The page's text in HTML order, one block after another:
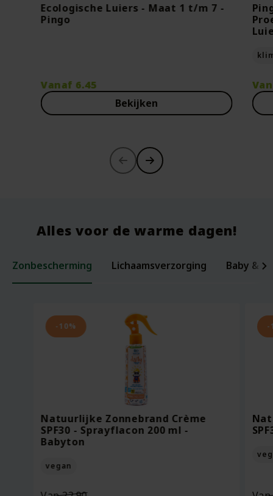
Ecologische Luiers - Maat 1 t/m 7 -
Pingo
Vanaf 6.45
Bekijken
Bekijken
Oorspronkelijke
is:
€13.27.
Bekijken
Alles voor de warme dagen!
Zonbescherming Lichaamsverzorging Baby &
-10%
Natuurlijke Zonnebrand Crème
SPF30 - Sprayflacon 200 ml -
Babyton
vegan
-